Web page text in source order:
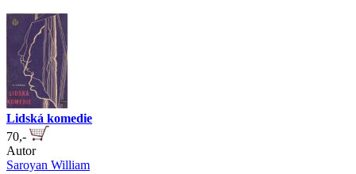
Lidská komedie
70,-
Autor
Saroyan William